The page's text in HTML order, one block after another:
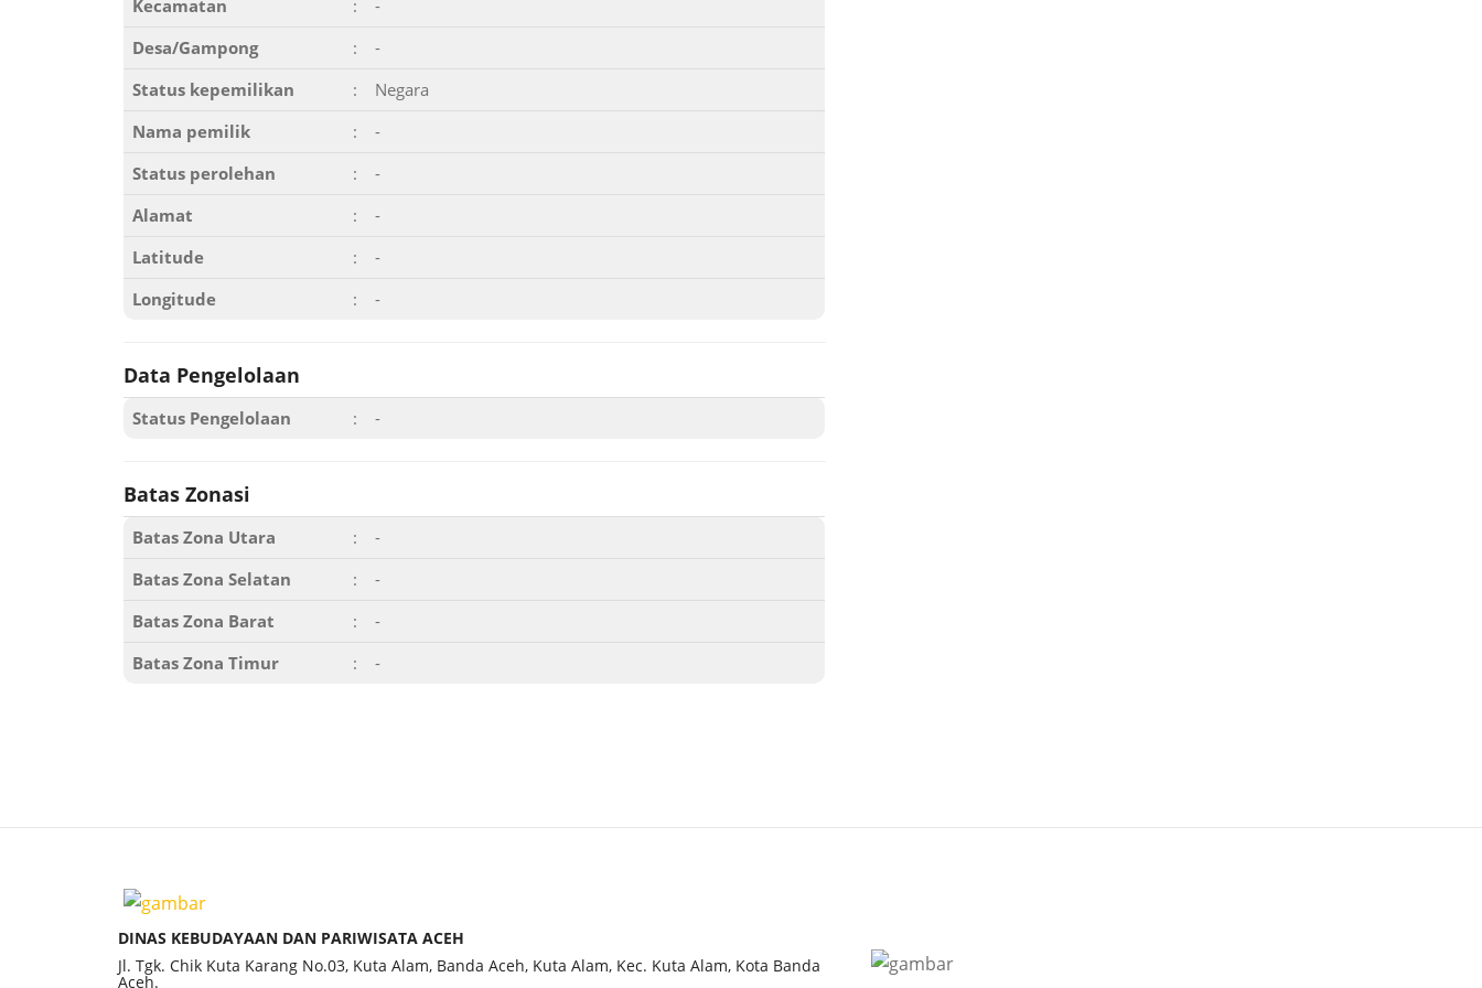
Kecamatan
:
-
Desa/Gampong
:
-
Status kepemilikan
:
Negara
Nama pemilik
:
-
Status perolehan
:
-
Alamat
:
-
Latitude
:
-
Longitude
: -
Data Pengelolaan
Status Pengelolaan : -
Batas Zonasi
Batas Zona Utara :
-
Batas Zona Selatan
:
-
Batas Zona Barat
:
-
Batas Zona Timur
: -
DINAS KEBUDAYAAN DAN PARIWISATA ACEH
Jl. Tgk. Chik Kuta Karang No.03, Kuta Alam, Banda Aceh, Kuta Alam, Kec. Kuta Alam, Kota Banda
Aceh.